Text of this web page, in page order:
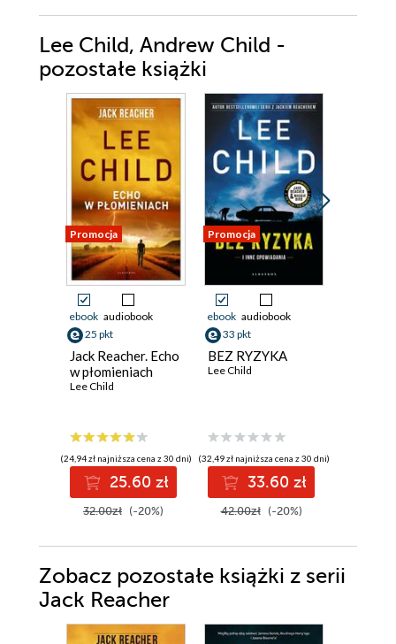
Lee Child, Andrew Child -
pozostałe książki
Promocja
ebook audiobook
25 pkt
Jack Reacher. Echo
w płomieniach
Lee Child
(24,94 zł najniższa cena z 30 dni)
25.60 zł
32.00zł (-20%)
Promocja
ebook audiobook
33 pkt
BEZ RYZYKA
Lee Child
(32,49 zł najniższa cena z 30 dni)
33.60 zł
42.00zł (-20%)
Zobacz pozostałe książki z serii
Jack Reacher